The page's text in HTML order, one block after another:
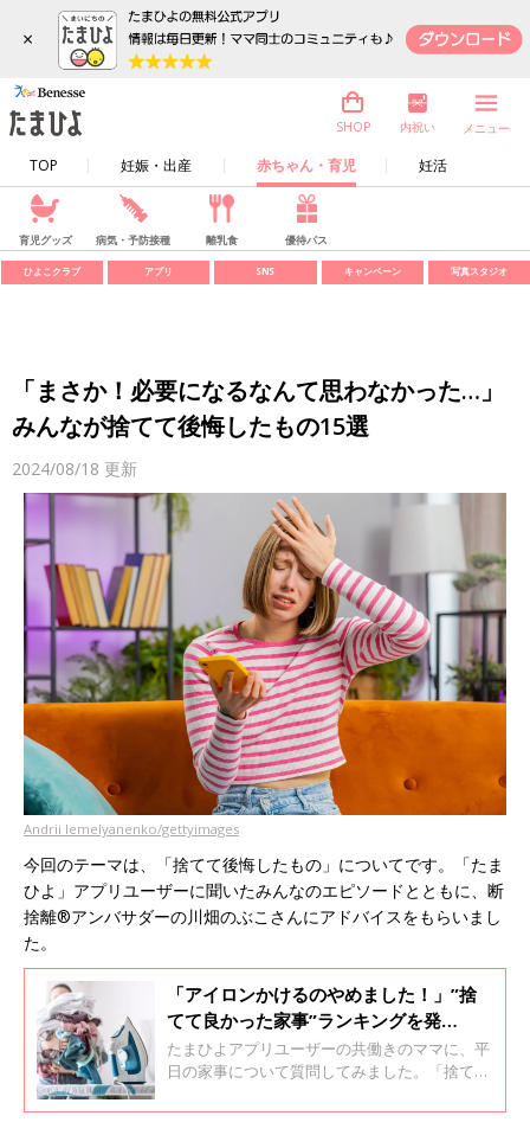
×
TOP 妊娠・出産 赤ちゃん・育児 妊活
SHOP 内祝い メニュー
育児グッズ 病気・予防接種 離乳食 優待パス
ひよこクラブ アプリ SNS キャンペーン 写真スタジオ
「まさか！必要になるなんて思わなかった…」
みんなが捨てて後悔したもの15選
2024/08/18 更新
Andrii Iemelyanenko/gettyimages
今回のテーマは、「捨てて後悔したもの」についてです。「たま
ひよ」アプリユーザーに聞いたみんなのエピソードとともに、断
捨離®アンバサダーの川畑のぶこさんにアドバイスをもらいまし
た。
「アイロンかけるのやめました！」”捨
てて良かった家事”ランキングを発
表！ 共働き夫婦の家事事情は「毎日ち
ょこちょこ派」と「まとめてやる派」の
たまひよアプリユーザーの共働きのママに、平
日の家事について質問してみました。「捨てて
る」、「平日の料理へのこだわり」、「平日の